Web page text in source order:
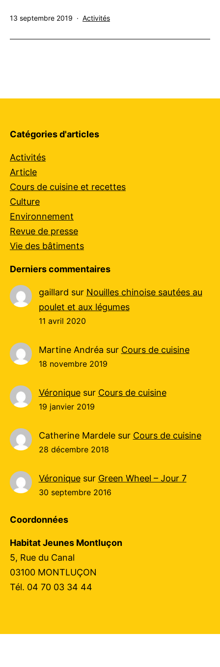
Publié
13 septembre 2019
Catégorisé
Activités
Catégories d'articles
Activités
Article
Cours de cuisine et recettes
Culture
Environnement
Revue de presse
Vie des bâtiments
Derniers commentaires
gaillard sur Nouilles chinoise sautées au
poulet et aux légumes
11 avril 2020
Martine Andréa sur Cours de cuisine
18 novembre 2019
Véroniquesur Cours de cuisine
19 janvier 2019
Catherine Mardelesur Cours de cuisine
28 décembre 2018
Véroniquesur Green Wheel – Jour 7
30 septembre 2016
Coordonnées
Habitat Jeunes Montluçon
5, Rue du Canal
03100 MONTLUÇON
Tél. 04 70 03 34 44